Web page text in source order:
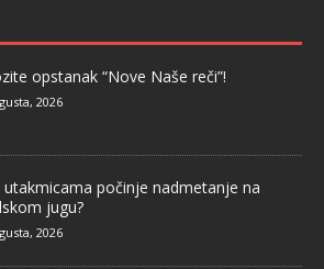
opstanak “Nove Naše reči”!
2026
utakmicama počinje nadmetanje na
jugu?
2026